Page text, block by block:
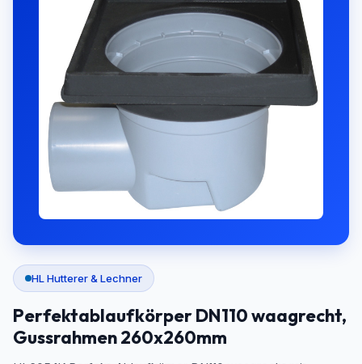
HL Hutterer & Lechner
Perfektablaufkörper DN110 waagrecht,
Gussrahmen 260x260mm